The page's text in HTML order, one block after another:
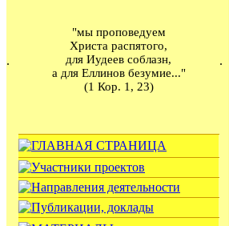
"мы проповедуем
Христа распятого,
для Иудеев соблазн,
а для Еллинов безумие..."
(1 Кор. 1, 23)